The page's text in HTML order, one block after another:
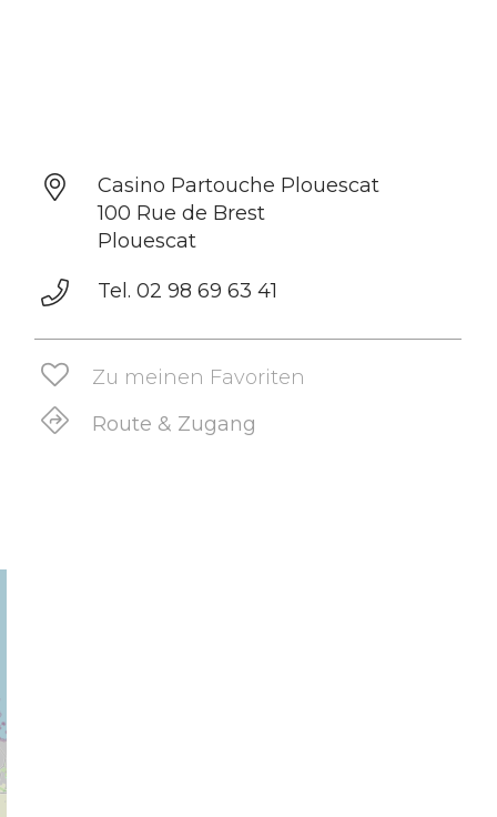
Casino Partouche Plouescat
100 Rue de Brest
Plouescat
Tel. 02 98 69 63 41
Zu meinen Favoriten
Route & Zugang